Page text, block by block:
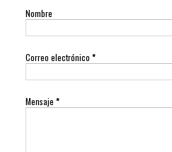
Nombre
Correo electrónico *
Mensaje *